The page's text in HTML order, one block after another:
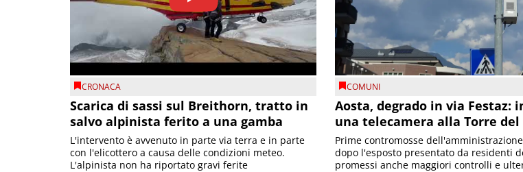
CRONACA
Scarica di sassi sul Breithorn, tratto in
salvo alpinista ferito a una gamba
L'intervento è avvenuto in parte via terra e in parte
con l'elicottero a causa delle condizioni meteo.
L'alpinista non ha riportato gravi ferite
COMUNI
Aosta, degrado in via Festaz:
una telecamera alla Torre del
Prime contromosse
dopo l'esposto presentato da residenti
promessi anche maggiori controlli e